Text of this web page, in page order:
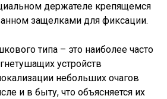
держателе крепящемся
защелками для фиксации.
типа – это наиболее часто
устройств
небольших очагов
и в быту, что объясняется их